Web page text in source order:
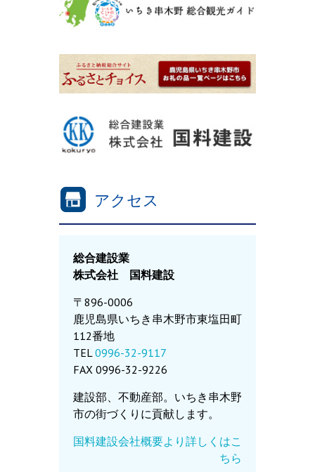
アクセス
総合建設業
株式会社 国料建設
〒896-0006
鹿児島県いちき串木野市東塩田町
112番地
TEL0996-32-9117
FAX 0996-32-9226
建設部、不動産部。いちき串木野
市の街づくりに貢献します。
国料建設会社概要より詳しくはこ
ちら